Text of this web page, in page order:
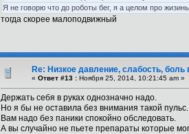
Я не говорю что до роботы бег, я а целом про
тогда скорее малоподвижный
Re: Низкое давление, слабость, боль
« Ответ #13 : Ноября 25, 2014, 10:21:45 am »
Держать себя в руках однозначно надо.
Но я бы не оставила без внимания такой пульс.
Вам надо без паники спокойно обследовать.
А вы случайно не пьете препараты которые